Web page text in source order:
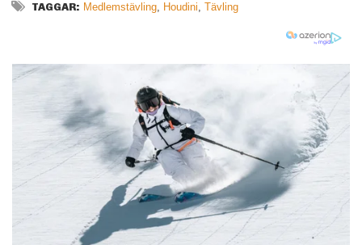
TAGGAR: Medlemstävling, Houdini, Tävling